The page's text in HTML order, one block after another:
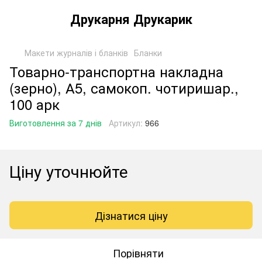
Друкарня Друкарик
Макети журналів і бланків Бланки
Товарно-транспортна накладна
(зерно), А5, самокоп. чотиришар.,
100 арк
Виготовлення за 7 днів Артикул: 966
Ціну уточнюйте
Дізнатися ціну
Порівняти